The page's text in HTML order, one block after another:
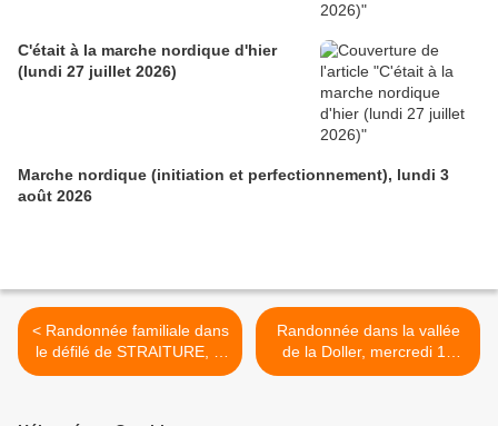
C'était à la marche nordique d'hier
(lundi 27 juillet 2026)
Marche nordique (initiation et perfectionnement), lundi 3
août 2026
< Randonnée familiale dans
le défilé de STRAITURE, le
dimanche 18 juillet 2021
Randonnée dans la vallée
de la Doller, mercredi 14
juillet 2021 >